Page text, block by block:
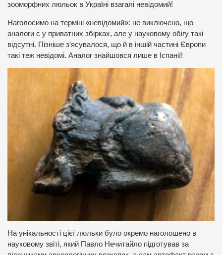
зооморфних люльок в Україні взагалі невідомий!
Наголосимо на терміні «невідомий»: не виключено, що
аналоги є у приватних збірках, але у науковому обігу такі
відсутні. Пізніше з’ясувалося, що й в іншій частині Європи
такі теж невідомі. Аналог знайшовся лише в Іспанії!
На унікальності цієї люльки було окремо наголошено в
науковому звіті, який Павло Нечитайло підготував за